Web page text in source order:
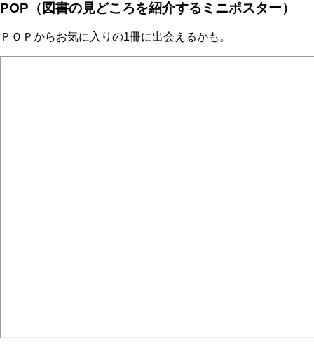
POP（図書の見どころを紹介するミニポスター）
ＰＯＰからお気に入りの1冊に出会えるかも。